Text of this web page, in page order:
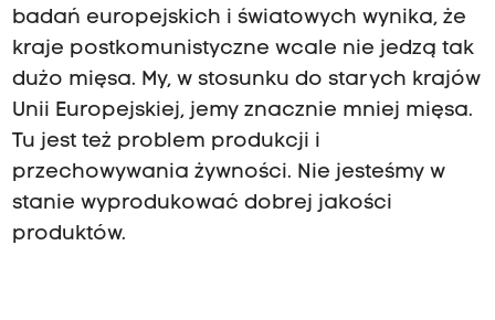
badań europejskich i światowych wynika, że
kraje postkomunistyczne wcale nie jedzą tak
dużo mięsa. My, w stosunku do starych krajów
Unii Europejskiej, jemy znacznie mniej mięsa.
Tu jest też problem produkcji i
przechowywania żywności. Nie jesteśmy w
stanie wyprodukować dobrej jakości
produktów.